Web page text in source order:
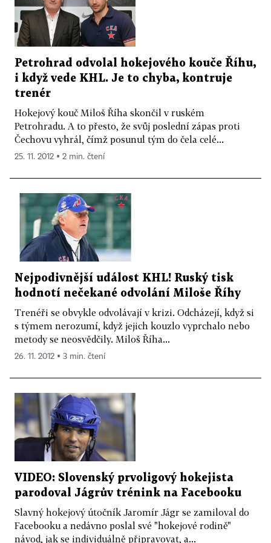
Petrohrad odvolal hokejového kouče Říhu,
i když vede KHL. Je to chyba, kontruje
trenér
Hokejový kouč Miloš Říha skončil v ruském
Petrohradu. A to přesto, že svůj poslední zápas proti
Čechovu vyhrál, čímž posunul tým do čela celé...
25. 11. 2012 ▪ 2 min. čtení
Nejpodivnější událost KHL! Ruský tisk
hodnotí nečekané odvolání Miloše Říhy
Trenéři se obvykle odvolávají v krizi. Odcházejí, když si
s týmem nerozumí, když jejich kouzlo vyprchalo nebo
metody se neosvědčily. Miloš Říha...
26. 11. 2012 ▪ 3 min. čtení
VIDEO: Slovenský prvoligový hokejista
parodoval Jágrův trénink na Facebooku
Slavný hokejový útočník Jaromír Jágr se zamiloval do
Facebooku a nedávno poslal své "hokejové rodině"
návod, jak se individuálně připravovat, a...